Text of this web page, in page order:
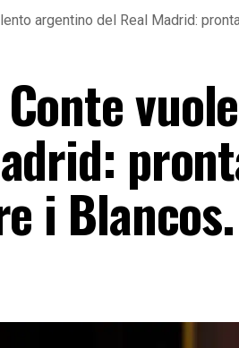
argentino del Real Madrid:
i